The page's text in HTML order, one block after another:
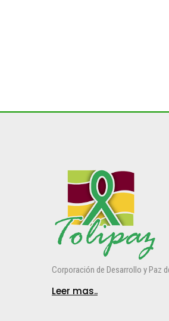
Corporación de Desarrollo y Paz
Leer mas..